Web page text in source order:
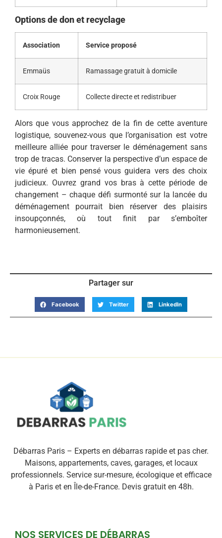
Options de don et recyclage
Association Service proposé
Emmaüs Ramassage gratuit à domicile
Croix Rouge Collecte directe et redistribuer
Alors que vous approchez de la fin de cette aventure
logistique, souvenez-vous que l’organisation est votre
meilleure alliée pour traverser le déménagement sans
trop de tracas. Conserver la perspective d’un espace de
vie épuré et bien pensé vous guidera vers des choix
judicieux. Ouvrez grand vos bras à cette période de
changement – chaque défi surmonté sur la lancée du
déménagement pourrait bien réserver des plaisirs
insoupçonnés, où tout finit par s’emboîter
harmonieusement.
Partager sur
Facebook Twitter LinkedIn
Débarras Paris – Experts en débarras rapide et pas cher.
Maisons, appartements, caves, garages, et locaux
professionnels. Service sur-mesure, écologique et efficace
à Paris et en Île-de-France. Devis gratuit en 48h.
NOS SERVICES DE DÉBARRAS